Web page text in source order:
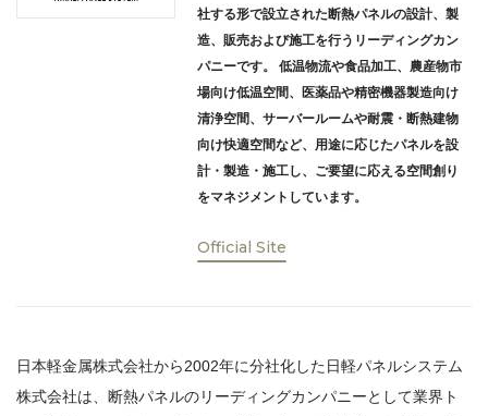
社する形で設立された断熱パネルの設計、製
造、販売および施工を行うリーディングカン
パニーです。 低温物流や食品加工、農産物市
場向け低温空間、医薬品や精密機器製造向け
清浄空間、サーバールームや耐震・断熱建物
向け快適空間など、用途に応じたパネルを設
計・製造・施工し、ご要望に応える空間創り
をマネジメントしています。
Official Site
日本軽金属株式会社から2002年に分社化した日軽パネルシステム
株式会社は、断熱パネルのリーディングカンパニーとして業界ト